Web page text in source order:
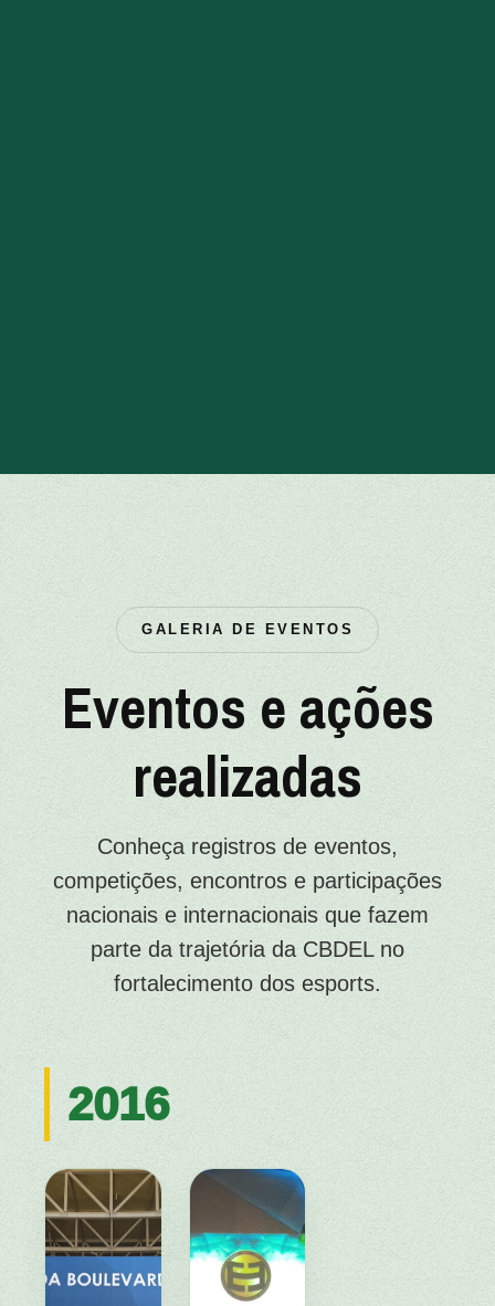
GALERIA DE EVENTOS
Eventos e ações
realizadas
Conheça registros de eventos,
competições, encontros e participações
nacionais e internacionais que fazem
parte da trajetória da CBDEL no
fortalecimento dos esports.
2016